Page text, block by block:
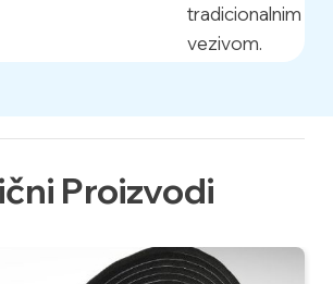
tradicionalnim
vezivom.
Proizvodi